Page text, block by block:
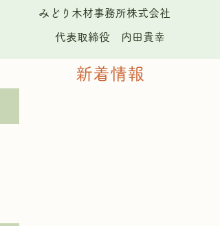
みどり木材事務所株式会社
代表取締役 内田貴幸
​新着情報​